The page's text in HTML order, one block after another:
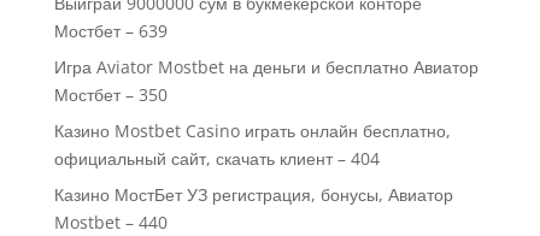
Мостбет – 639
Игра Aviator Mostbet на деньги и бесплатно Авиатор
Мостбет – 350
Казино Mostbet Casino играть онлайн бесплатно,
официальный сайт, скачать клиент – 404
Казино МостБет УЗ регистрация, бонусы, Авиатор
Mostbet – 440